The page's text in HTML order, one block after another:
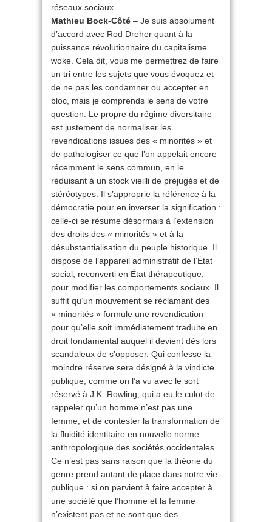
réseaux sociaux.
Mathieu Bock-Côté – Je suis absolument
d’accord avec Rod Dreher quant à la
puissance révolutionnaire du capitalisme
woke. Cela dit, vous me permettrez de faire
un tri entre les sujets que vous évoquez et
de ne pas les condamner ou accepter en
bloc, mais je comprends le sens de votre
question. Le propre du régime diversitaire
est justement de normaliser les
revendications issues des « minorités » et
de pathologiser ce que l’on appelait encore
récemment le sens commun, en le
réduisant à un stock vieilli de préjugés et de
stéréotypes. Il s’approprie la référence à la
démocratie pour en inverser la signification :
celle-ci se résume désormais à l’extension
des droits des « minorités » et à la
désubstantialisation du peuple historique. Il
dispose de l’appareil administratif de l’État
social, reconverti en État thérapeutique,
pour modifier les comportements sociaux. Il
suffit qu’un mouvement se réclamant des
« minorités » formule une revendication
pour qu’elle soit immédiatement traduite en
droit fondamental auquel il devient dès lors
scandaleux de s’opposer. Qui confesse la
moindre réserve sera désigné à la vindicte
publique, comme on l’a vu avec le sort
réservé à J.K. Rowling, qui a eu le culot de
rappeler qu’un homme n’est pas une
femme, et de contester la transformation de
la fluidité identitaire en nouvelle norme
anthropologique des sociétés occidentales.
Ce n’est pas sans raison que la théorie du
genre prend autant de place dans notre vie
publique : si on parvient à faire accepter à
une société que l’homme et la femme
n’existent pas et ne sont que des